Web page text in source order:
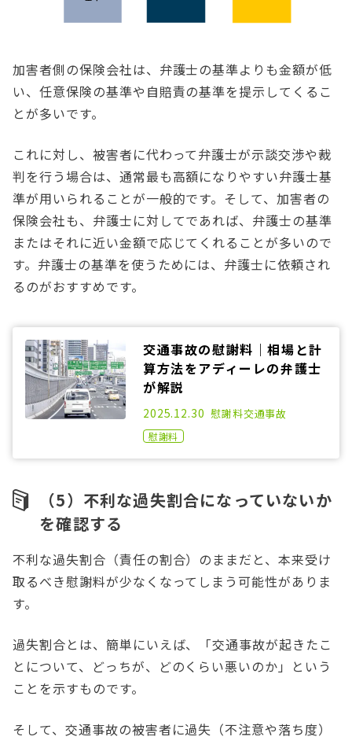
加害者側の保険会社は、弁護士の基準よりも金額が低
い、任意保険の基準や自賠責の基準を提示してくるこ
とが多いです。
これに対し、被害者に代わって弁護士が示談交渉や裁
判を行う場合は、通常最も高額になりやすい弁護士基
準が用いられることが一般的です。そして、加害者の
保険会社も、弁護士に対してであれば、弁護士の基準
またはそれに近い金額で応じてくれることが多いので
す。弁護士の基準を使うためには、弁護士に依頼され
るのがおすすめです。
交通事故の慰謝料｜相場と計
算方法をアディーレの弁護士
が解説
2022.05.06
2025.12.30 慰謝料交通事故
慰謝料
（5）不利な過失割合になっていないか
を確認する
不利な過失割合（責任の割合）のままだと、本来受け
取るべき慰謝料が少なくなってしまう可能性がありま
す。
過失割合とは、簡単にいえば、「交通事故が起きたこ
とについて、どっちが、どのくらい悪いのか」という
ことを示すものです。
そして、交通事故の被害者に過失（不注意や落ち度）